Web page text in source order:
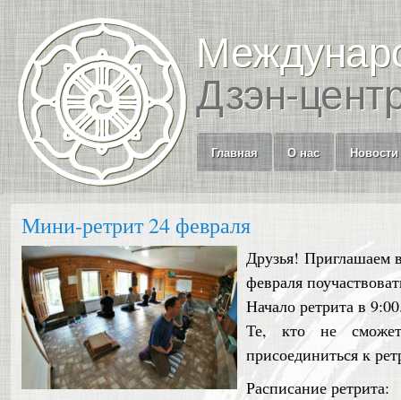
Дзэн-
Главная О нас Новости
Мини-ретрит 24 февраля
Друзья! Приглашаем
февраля
Начало ретрита в
Те, кто не
присоединиться к
Расписание ретрита: